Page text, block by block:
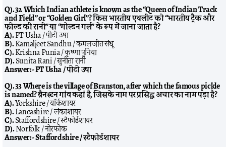
Q). 32 Which Indian athlete is known as the “Queen of Indian Track
and Field” or “Golden Girl”? किस भारतीय एथलीट को “भारतीय ट्रैक और
फील्ड की रानी” या “गोल्डन गर्ल” के रूप में जाना जाता है?
A).PT Usha / पीटी उषा
B).Kamaljeet Sandhu / कमलजीत संधू
C).Krishna Punia / कृष्णा पुनिया
D).Sunita Rani / सुनीता रानी
Answer:-PT Usha / पीटी उषा
Q). 33 Where is the village of Branston, after which the famous pickle
is named? ब्रैनस्टन गांव कहां है, जिसके नाम पर प्रसिद्ध अचार का नाम पड़ा है?
A).Yorkshire / यॉर्कशायर
B).Lancashire / लंकाशायर
C).Staffordshire / स्टैफोर्डशायर
D).Norfolk / नोरफोक
Answer:-Staffordshire / स्टैफोर्डशायर